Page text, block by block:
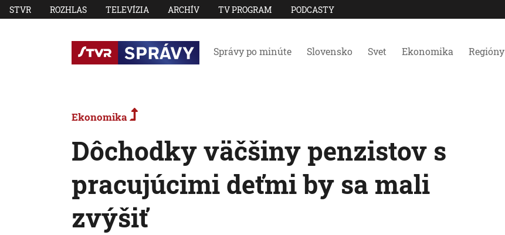
STVR ROZHLAS TELEVÍZIA ARCHÍV TV PROGRAM PODCASTY
Správy po minúte Slovensko Svet Ekonomika Regióny
Ekonomika
Dôchodky väčšiny penzistov s
pracujúcimi deťmi by sa mali
zvýšiť